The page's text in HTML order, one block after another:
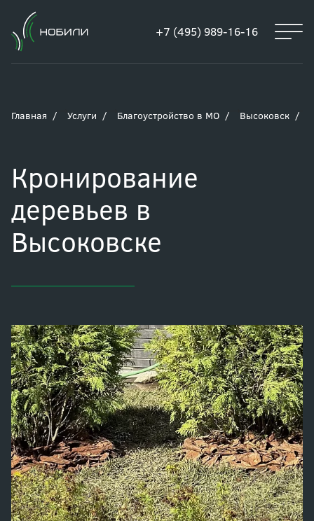
+7 (495) 989-16-16
Главная Услуги Благоустройство в МО Высоковск
Кронирование
деревьев в
Высоковске